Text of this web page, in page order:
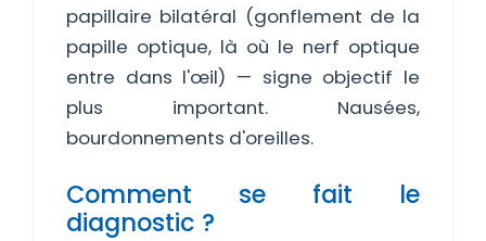
papillaire bilatéral (gonflement de la
papille optique, là où le nerf optique
entre dans l'œil) — signe objectif le
plus important. Nausées,
bourdonnements d'oreilles.
Comment se fait le
diagnostic ?